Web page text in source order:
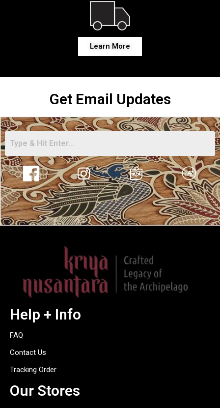
Learn More
Get Email Updates
Help + Info
FAQ
Contact Us
Tracking Order
Our Stores